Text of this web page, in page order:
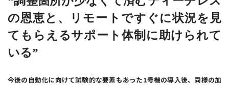
の恩恵と、リモートですぐに状況を見
てもらえるサポート体制に助けられて
いる”
今後の自動化に向けて試験的な要素もあった1号機の導入後、同様の加